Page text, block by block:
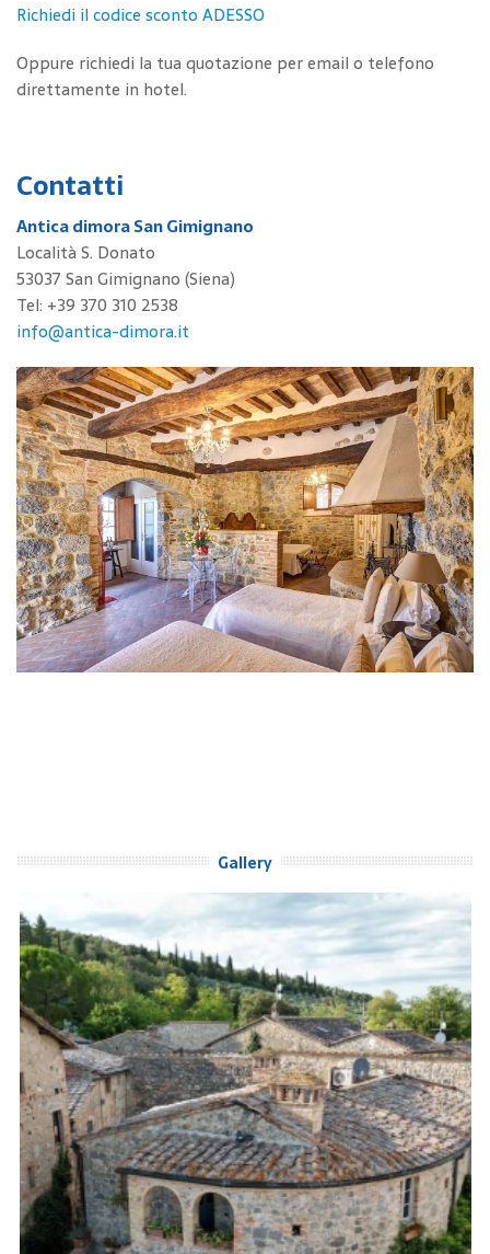
Richiedi il codice sconto ADESSO
Oppure richiedi la tua quotazione per email o telefono
direttamente in hotel.
Contatti
Antica dimora San Gimignano
Località S. Donato
53037 San Gimignano (Siena)
Tel: +39 370 310 2538
info@antica-dimora.it
Gallery